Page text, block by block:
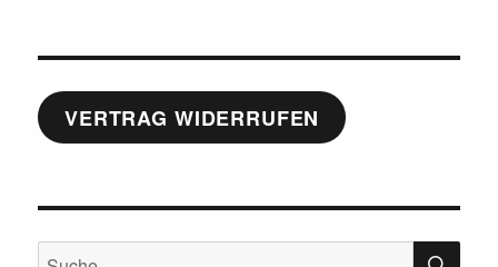
VERTRAG WIDERRUFEN
Suche